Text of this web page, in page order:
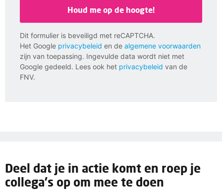
Dit formulier is beveiligd met reCAPTCHA.
Het Google privacybeleid en de algemene voorwaarden
zijn van toepassing. Ingevulde data wordt niet met
Google gedeeld. Lees ook het privacybeleid van de
FNV.
Houd me op de hoogte!
Deel dat je in actie komt en roep je
collega's op om mee te doen